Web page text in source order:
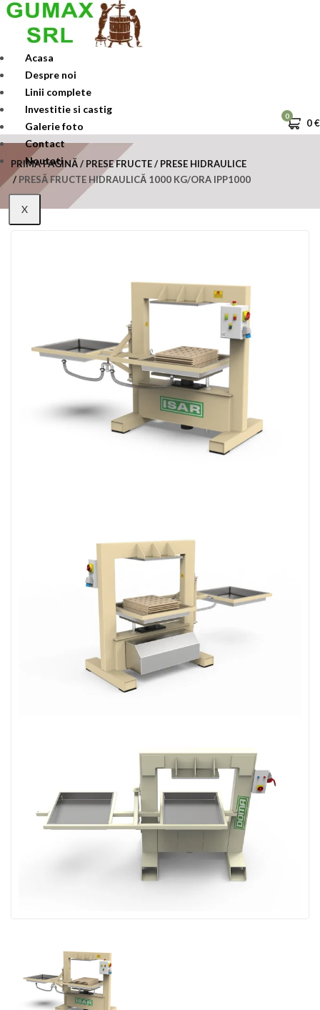
Skip
content
Acasa
Despre noi
Linii complete
Investitie si castig
Galerie foto
Contact
Noutati
X
0
0€
PRIMA PAGINĂ PRESE FRUCTE
PRESE HIDRAULICE
PRESĂ FRUCTE HIDRAULICĂ 1000 KG/ORA IPP1000